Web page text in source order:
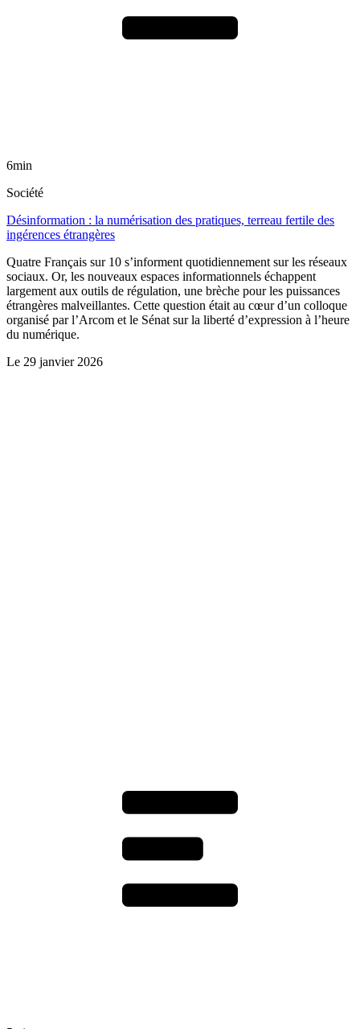
6min
Société
Désinformation : la numérisation des pratiques, terreau fertile des
ingérences étrangères
Quatre Français sur 10 s’informent quotidiennement sur les réseaux
sociaux. Or, les nouveaux espaces informationnels échappent
largement aux outils de régulation, une brèche pour les puissances
étrangères malveillantes. Cette question était au cœur d’un colloque
organisé par l’Arcom et le Sénat sur la liberté d’expression à l’heure
du numérique.
Le 29 janvier 2026